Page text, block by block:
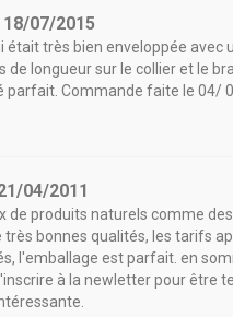
18/07/2015
très bien enveloppée avec
longueur sur le collier et le
parfait. Commande faite le 04/
04/2011
produits naturels comme
bonnes qualités, les tarifs
l'emballage est parfait. en
à la newletter pour être